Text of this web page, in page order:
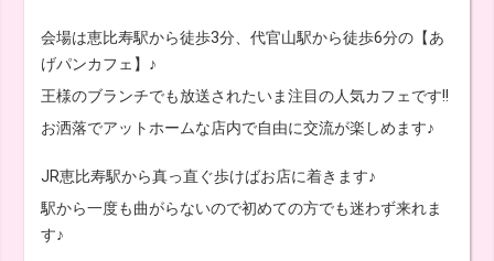
会場は恵比寿駅から徒歩3分、代官山駅から徒歩6分の【あ
げパンカフェ】♪
王様のブランチでも放送されたいま注目の人気カフェです!!
お洒落でアットホームな店内で自由に交流が楽しめます♪
JR恵比寿駅から真っ直ぐ歩けばお店に着きます♪
駅から一度も曲がらないので初めての方でも迷わず来れま
す♪